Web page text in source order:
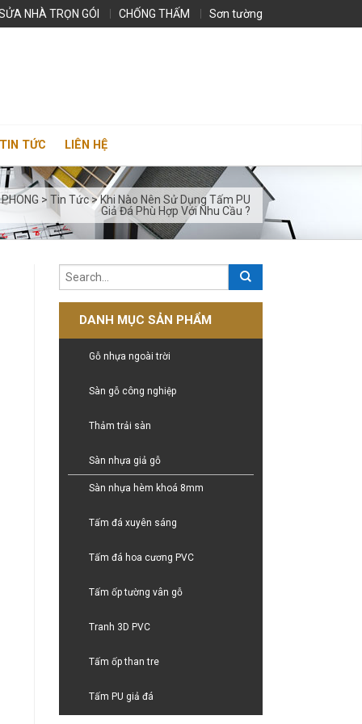
NHÀ TRỌN GÓI CHỐNG THẤM Sơn tường
TIN TỨC LIÊN HỆ
> Tin Tức>Khi Nào Nên Sử Dụng Tấm PU
Giả Đá Phù Hợp Với Nhu Cầu ?
DANH MỤC SẢN PHẨM
Gỗ nhựa ngoài trời
Sàn gỗ công nghiệp
Thảm trải sàn
Sàn nhựa giả gỗ
Sàn nhựa hèm khoá 8mm
Tấm đá xuyên sáng
Tấm đá hoa cương PVC
Tấm ốp tường vân gỗ
Tranh 3D PVC
Tấm ốp than tre
Tấm PU giả đá